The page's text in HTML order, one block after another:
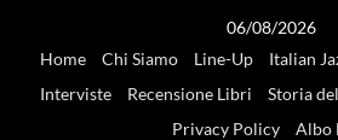
06/08/2026
Home
Chi Siamo Line-Up Italian
Interviste
Recensione Libri Storia
Privacy Policy
Albo